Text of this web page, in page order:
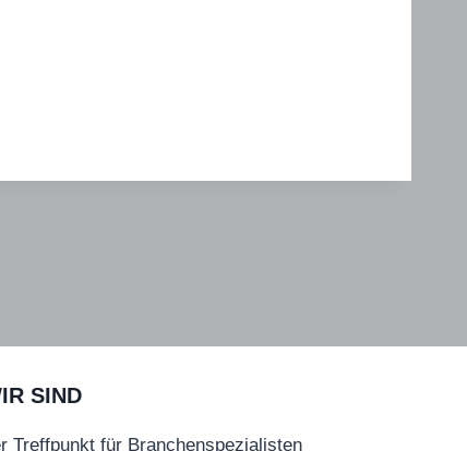
SIND
Treffpunkt für Branchenspezialisten